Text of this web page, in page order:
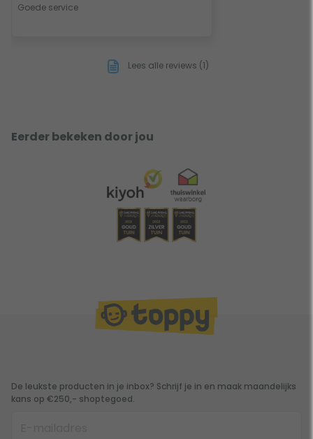
Goede service
Lees alle reviews (1)
Eerder bekeken door jou
De leukste producten in je inbox? Schrijf je in en maak maandelijks
kans op €250,- shoptegoed.